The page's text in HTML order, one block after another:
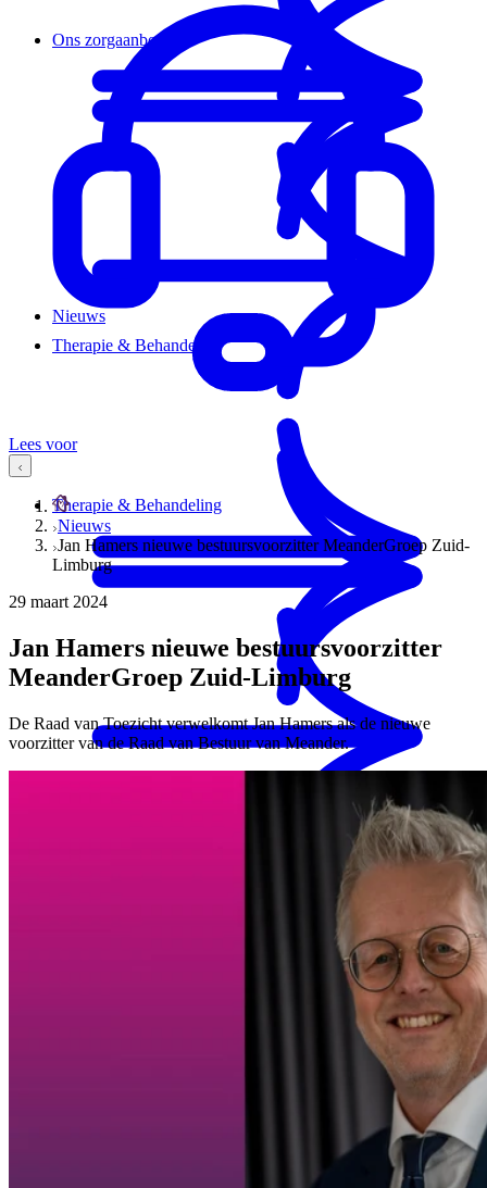
Therapie & Behandeling
Ons zorgaanbod
Therapie & Behandeling
Nieuws
Lees voor
Nieuws
Jan Hamers nieuwe bestuursvoorzitter MeanderGroep Zuid-
Limburg
29 maart 2024
Jan Hamers nieuwe bestuursvoorzitter
MeanderGroep Zuid-Limburg
De Raad van Toezicht verwelkomt Jan Hamers als de nieuwe
voorzitter van de Raad van Bestuur van Meander.